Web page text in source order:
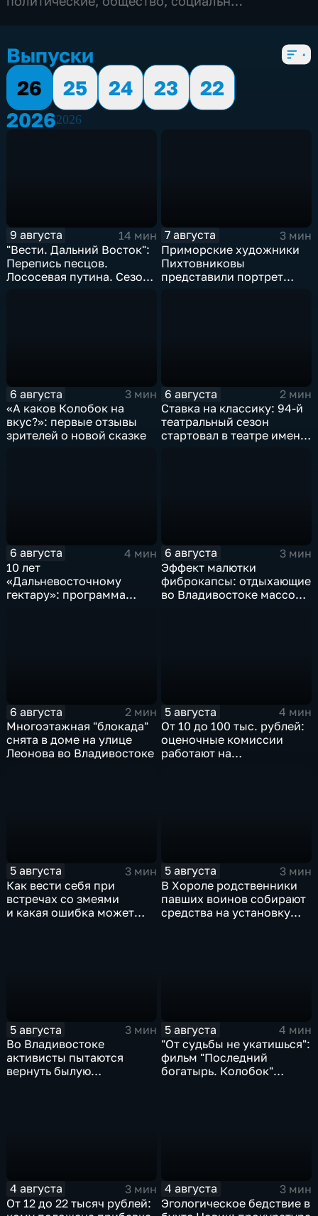
Выпуски
26
25 24 23
22
20262026
9 августа
14 мин
"Вести. Дальний Восток":
Перепись песцов.
Лососевая путина. Сезон
7 августа
3 мин
Приморские художники
Пихтовниковы
представили портрет
6 августа
3 мин
«А каков Колобок на
вкус?»: первые отзывы
зрителей о новой сказке
6 августа
2 мин
Ставка на классику: 94-й
театральный сезон
стартовал в театре имени
6 августа
4 мин
10 лет
«Дальневосточному
гектару»: программа
6 августа
3 мин
Эффект малютки
фиброкапсы: отдыхающие
во Владивостоке массово
6 августа
2 мин
Многоэтажная "блокада"
снята в доме на улице
Леонова во Владивостоке
5 августа
4 мин
От 10 до 100 тыс. рублей:
оценочные комиссии
работают на
5 августа
3 мин
Как вести себя при
встречах со змеями
и какая ошибка может
5 августа
3 мин
В Хороле родственники
павших воинов собирают
средства на установку
5 августа
3 мин
Во Владивостоке
активисты пытаются
вернуть былую
5 августа
4 мин
"От судьбы не укатишься":
фильм "Последний
богатырь. Колобок"
4 августа
3 мин
От 12 до 22 тысяч рублей:
4 августа
3 мин
Эгологическое бедствие в